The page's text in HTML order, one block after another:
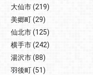
大仙市(219)
美郷町(29)
仙北市(125)
横手市(242)
湯沢市(88)
羽後町(51)